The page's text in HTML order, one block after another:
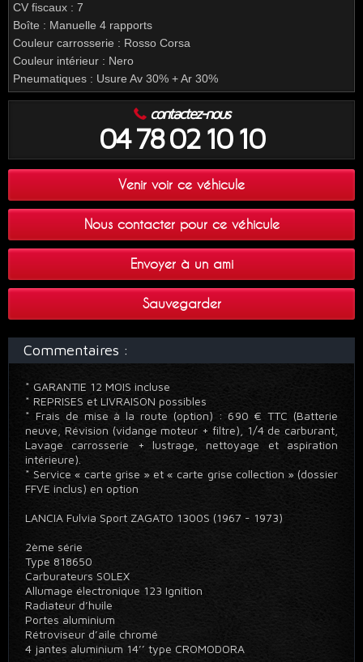
CV fiscaux : 7
Boîte : Manuelle 4 rapports
Couleur carrosserie : Rosso Corsa
Couleur intérieur : Nero
Pneumatiques : Usure Av 30% + Ar 30%
Venir voir ce véhicule
Nous contacter pour ce véhicule
Envoyer à un ami
Sauvegarder
contactez-nous
04 78 02 10 10
Commentaires :
* GARANTIE 12 MOIS incluse
* REPRISES et LIVRAISON possibles
* Frais de mise à la route (option) : 690 € TTC (Batterie
neuve, Révision (vidange moteur + filtre), 1/4 de carburant,
Lavage carrosserie + lustrage, nettoyage et aspiration
intérieure).
* Service « carte grise » et « carte grise collection » (dossier
FFVE inclus) en option
LANCIA Fulvia Sport ZAGATO 1300S (1967 - 1973)
2ème série
Type 818650
Carburateurs SOLEX
Allumage électronique 123 Ignition
Radiateur d’huile
Portes aluminium
Rétroviseur d’aile chromé
4 jantes aluminium 14’’ type CROMODORA